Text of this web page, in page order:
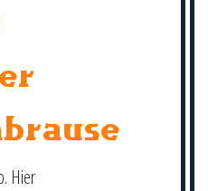
Hier